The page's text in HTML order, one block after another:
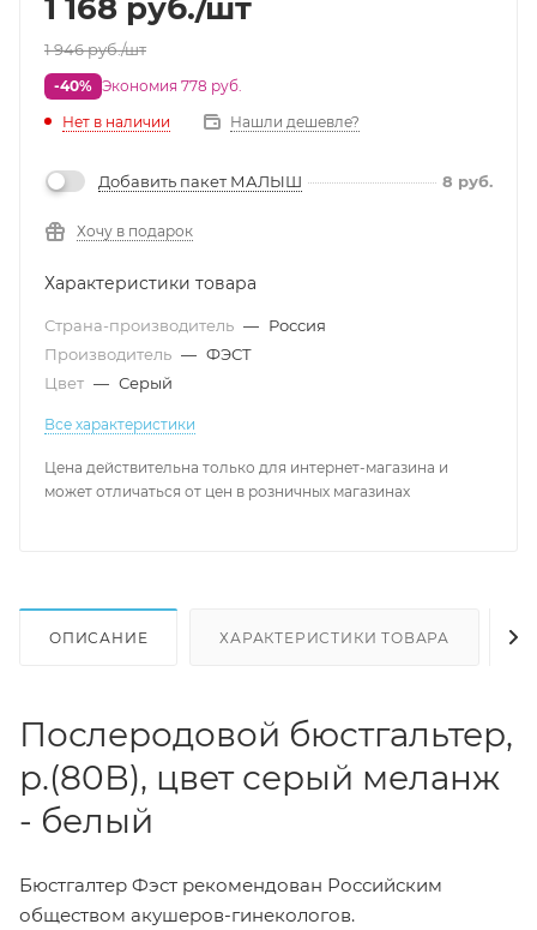
1 168 руб./шт
1 946руб./шт
-40% Экономия 778 руб.
Нет в наличии
Нашли дешевле?
Добавить пакет МАЛЫШ 8 руб.
Хочу в подарок
Характеристики товара
Страна-производитель — Россия
Производитель — ФЭСТ
Цвет — Серый
Все характеристики
Цена действительна только для интернет-магазина и
может отличаться от цен в розничных магазинах
ОПИСАНИЕ ХАРАКТЕРИСТИКИ ТОВАРА
Послеродовой бюстгальтер,
р.(80В), цвет серый меланж
- белый
Бюстгалтер Фэст рекомендован Российским
обществом акушеров-гинекологов.